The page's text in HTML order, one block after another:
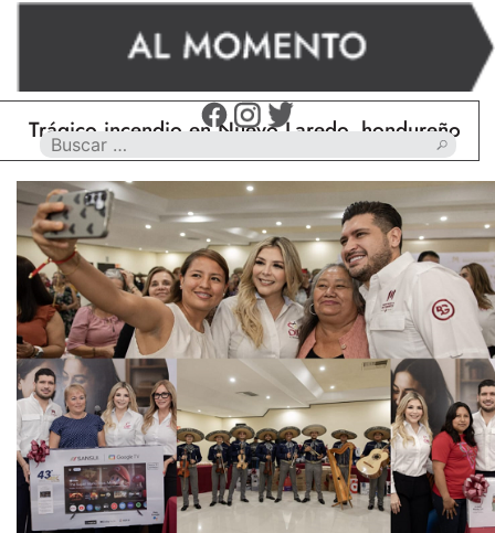
incendio en Nuevo Laredo, hondureño muere